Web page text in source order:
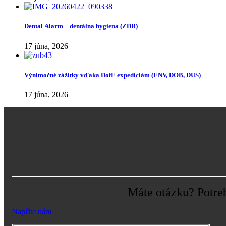
Dental Alarm – dentálna hygiena (ZDR)
17 júna, 2026
Výnimočné zážitky vďaka DofE expedíciám (ENV, DOB, DUS)
17 júna, 2026
Máte otázku?
Napíšte nám